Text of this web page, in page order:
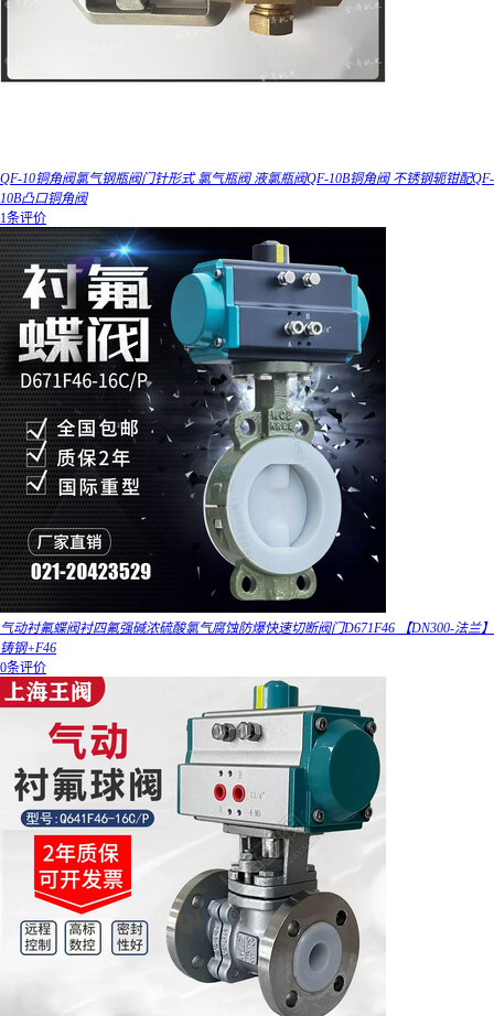
QF-10铜角阀氯气钢瓶阀门针形式 氯气瓶阀 液氯瓶阀QF-10B铜角阀 不锈钢轭钳配QF-
10B凸口铜角阀
1条评价
气动衬氟蝶阀衬四氟强碱浓硫酸氯气腐蚀防爆快速切断阀门D671F46 【DN300-法兰】
铸钢+F46
0条评价